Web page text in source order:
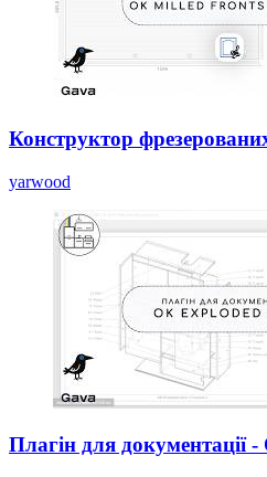
Конструктор
yarwood
Плагін для документації